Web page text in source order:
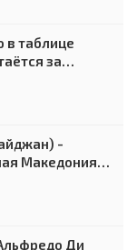
в таблице
за
-
Македония) -
Ди